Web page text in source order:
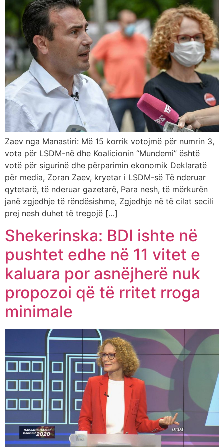
Zaev nga Manastiri: Më 15 korrik votojmë për numrin 3,
vota për LSDM-në dhe Koalicionin “Mundemi” është
votë për sigurinë dhe përparimin ekonomik Deklaratë
për media, Zoran Zaev, kryetar i LSDM-së Të nderuar
qytetarë, të nderuar gazetarë, Para nesh, të mërkurën
janë zgjedhje të rëndësishme, Zgjedhje në të cilat secili
prej nesh duhet të tregojë […]
Shekerinska: BDI ishte në
pushtet edhe në 11 vitet e
kaluara por asnëjherë nuk
propozoi që të rritet rroga
minimale